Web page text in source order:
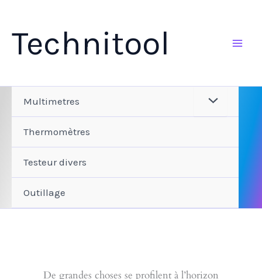
contenu
Technitool
Multimetres
Thermomètres
Testeur divers
Outillage
De grandes choses se profilent à l’horizon